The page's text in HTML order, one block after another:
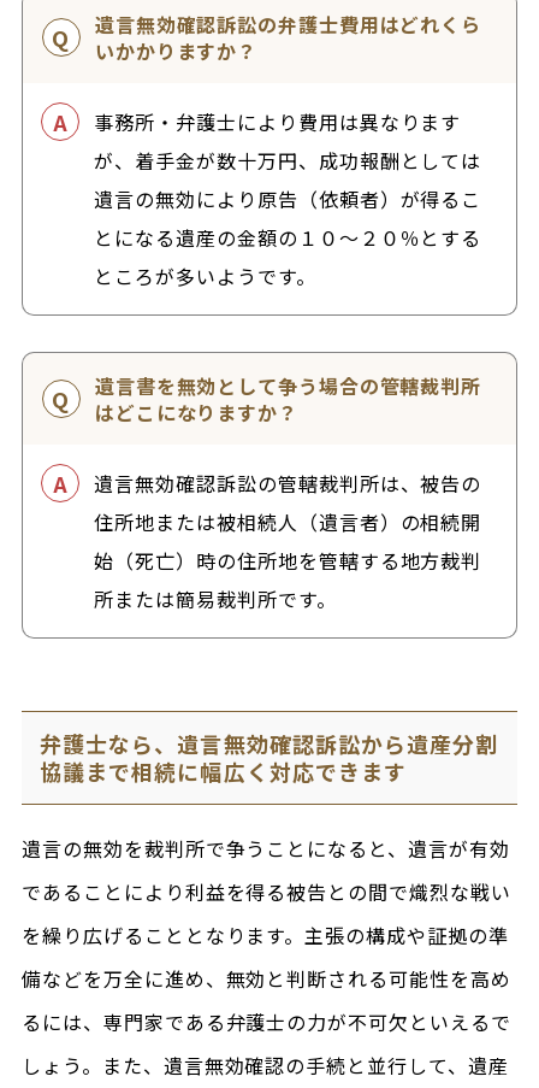
遺言無効確認訴訟の弁護士費用はどれくら
いかかりますか？
事務所・弁護士により費用は異なります
が、着手金が数十万円、成功報酬としては
遺言の無効により原告（依頼者）が得るこ
とになる遺産の金額の１０～２０％とする
ところが多いようです。
遺言書を無効として争う場合の管轄裁判所
はどこになりますか？
遺言無効確認訴訟の管轄裁判所は、被告の
住所地または被相続人（遺言者）の相続開
始（死亡）時の住所地を管轄する地方裁判
所または簡易裁判所です。
弁護士なら、遺言無効確認訴訟から遺産分割
協議まで相続に幅広く対応できます
遺言の無効を裁判所で争うことになると、遺言が有効
であることにより利益を得る被告との間で熾烈な戦い
を繰り広げることとなります。主張の構成や証拠の準
備などを万全に進め、無効と判断される可能性を高め
るには、専門家である弁護士の力が不可欠といえるで
しょう。また、遺言無効確認の手続と並行して、遺産